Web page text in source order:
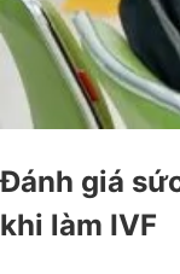
Đánh giá
khi làm IVF